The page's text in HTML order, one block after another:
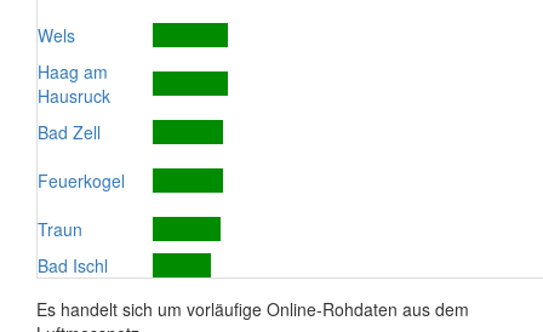
Wels
Haag am
Hausruck
Bad Zell
Feuerkogel
Traun
Bad Ischl
Es handelt sich um vorläufige Online-Rohdaten aus dem